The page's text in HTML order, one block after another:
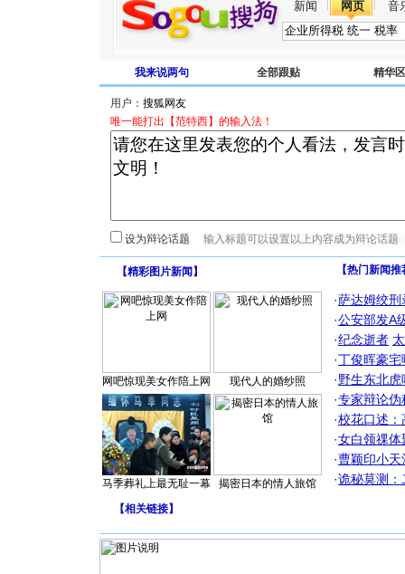
新闻 网页 音
我来说两句 全部跟贴 精华区
用户：
唯一能打出【范特西】的输入法！
设为辩论话题
【精彩图片新闻 】
网吧惊现美女作陪上网 现代人的婚纱照
马季葬礼上最无耻一幕 揭密日本的情人旅馆
【热门新闻
·萨达姆绞刑
·公安部发A
·纪念逝者
·丁俊晖豪
·野生东北
·专家辩论伪
·校花口述：
·女白领祼体
·曹颖印小天
·诡秘莫测：
【相关链接】